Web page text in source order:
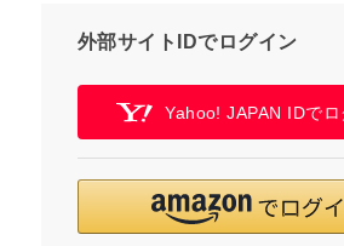
外部サイトIDでログイン
Yahoo! JAPAN IDでロ